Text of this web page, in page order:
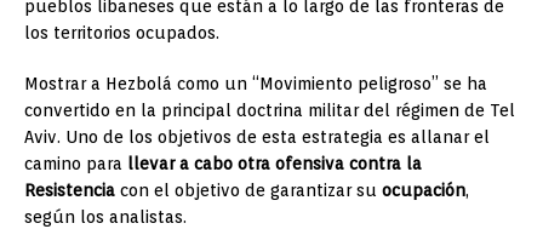
pueblos libaneses que están a lo largo de las fronteras de
los territorios ocupados.
Mostrar a Hezbolá como un “Movimiento peligroso” se ha
convertido en la principal doctrina militar del régimen de Tel
Aviv. Uno de los objetivos de esta estrategia es allanar el
camino para llevar a cabo otra ofensiva contra la
Resistencia con el objetivo de garantizar su ocupación,
según los analistas.